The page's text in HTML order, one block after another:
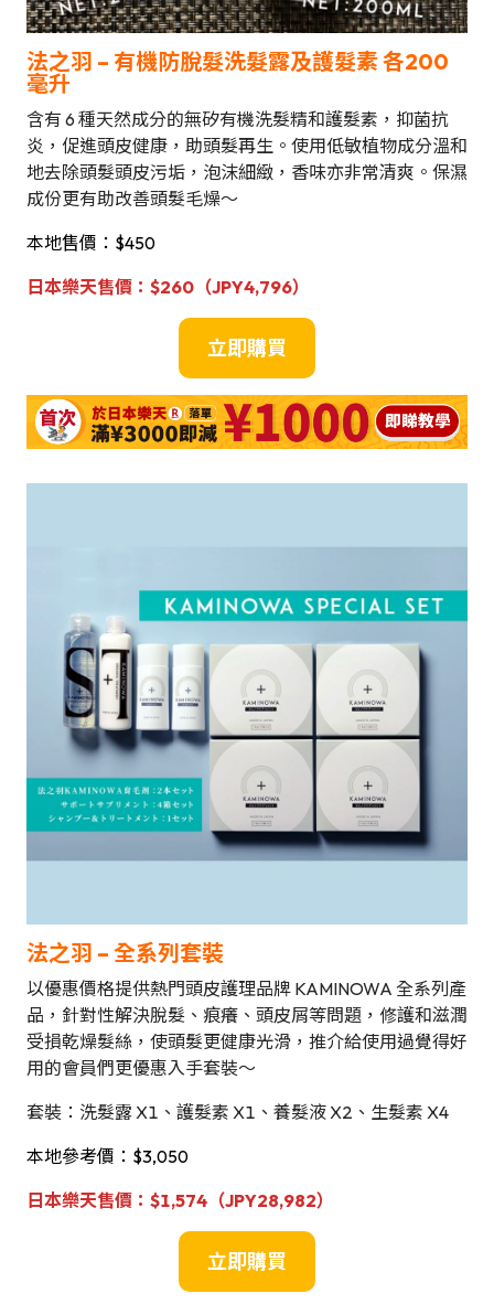
法之羽 – 有機防脫髮洗髮露及護髮素 各200
毫升
含有 6 種天然成分的無矽有機洗髮精和護髮素，抑菌抗
炎，促進頭皮健康，助頭髮再生。使用低敏植物成分溫和
地去除頭髮頭皮污垢，泡沫細緻，香味亦非常清爽。保濕
成份更有助改善頭髮毛燥～
本地售價：$450
日本樂天售價 ： $260（JPY4,796）
立即購買
法之羽 – 全系列套裝
以優惠價格提供熱門頭皮護理品牌 KAMINOWA 全系列產
品，針對性解決脫髮、痕癢、頭皮屑等問題，修護和滋潤
受損乾燥髮絲，使頭髮更健康光滑，推介給使用過覺得好
用的會員們更優惠入手套裝～
套裝：洗髮露 X1、護髮素 X1、養髮液 X2、生髮素 X4
本地參考價：$3,050
日本樂天售價 ： $1,574（JPY28,982）
立即購買